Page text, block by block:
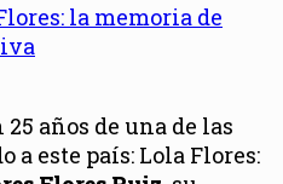
años de una de las
a este país: Lola Flores: